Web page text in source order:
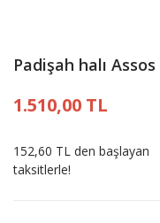
Padişah halı
1.510,00 TL
152,60 TL den başlayan
taksitlerle!